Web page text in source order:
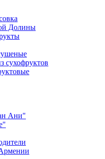
Долины
сухофруктов
Ани"